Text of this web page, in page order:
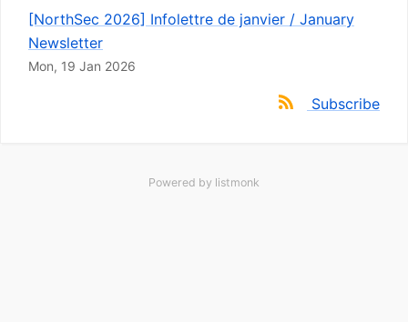
[NorthSec 2026] Infolettre de janvier / January
Newsletter
Mon, 19 Jan 2026
Subscribe
Powered by listmonk